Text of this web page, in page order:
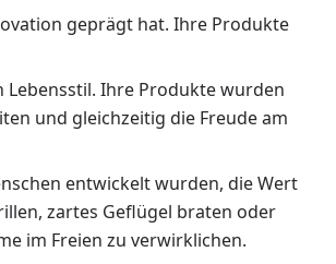
geprägt hat. Ihre Produkte
Lebensstil. Ihre Produkte wurden
und gleichzeitig die Freude am
entwickelt wurden, die Wert
zartes Geflügel braten oder
im Freien zu verwirklichen.